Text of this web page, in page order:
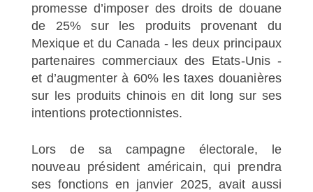
promesse d’imposer des droits de douane
de 25% sur les produits provenant du
Mexique et du Canada - les deux principaux
partenaires commerciaux des Etats-Unis -
et d’augmenter à 60% les taxes douanières
sur les produits chinois en dit long sur ses
intentions protectionnistes.
Lors de sa campagne électorale, le
nouveau président américain, qui prendra
ses fonctions en janvier 2025, avait aussi